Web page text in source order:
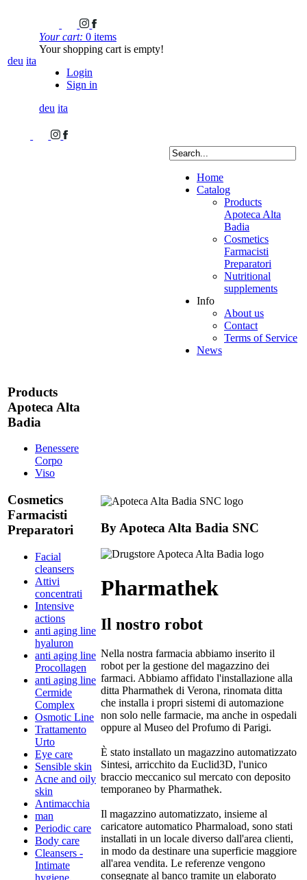
deu ita
Your cart: 0 items
Your shopping cart is empty!
Login
Sign in
deu ita
Home
Catalog
Products
Apoteca Alta
Badia
Cosmetics
Farmacisti
Preparatori
Nutritional
supplements
Info
About us
Contact
Terms of Service
News
Products
Apoteca Alta
Badia
Benessere
Corpo
Viso
Cosmetics
Farmacisti
Preparatori
Facial
cleansers
Attivi
concentrati
Intensive
actions
anti aging line
hyaluron
anti aging line
Procollagen
anti aging line
Cermide
Complex
Osmotic Line
Trattamento
Urto
Eye care
Sensible skin
Acne and oily
skin
Antimacchia
man
Periodic care
Body care
Cleansers -
Intimate
hygiene.
By Apoteca Alta Badia SNC
Pharmathek
Il nostro robot
Nella nostra farmacia abbiamo inserito il
robot per la gestione del magazzino dei
farmaci. Abbiamo affidato l'installazione alla
ditta Pharmathek di Verona, rinomata ditta
che installa i propri sistemi di automazione
non solo nelle farmacie, ma anche in ospedali
oppure al Museo del Profumo di Parigi.
È stato installato un magazzino automatizzato
Sintesi, arricchito da Euclid3D, l'unico
braccio meccanico sul mercato con deposito
temporaneo by Pharmathek.
Il magazzino automatizzato, insieme al
caricatore automatico Pharmaload, sono stati
installati in un locale diverso dall'area clienti,
in modo da destinare una superficie maggiore
all'area vendita. Le referenze vengono
consegnate al banco tramite un elaborato